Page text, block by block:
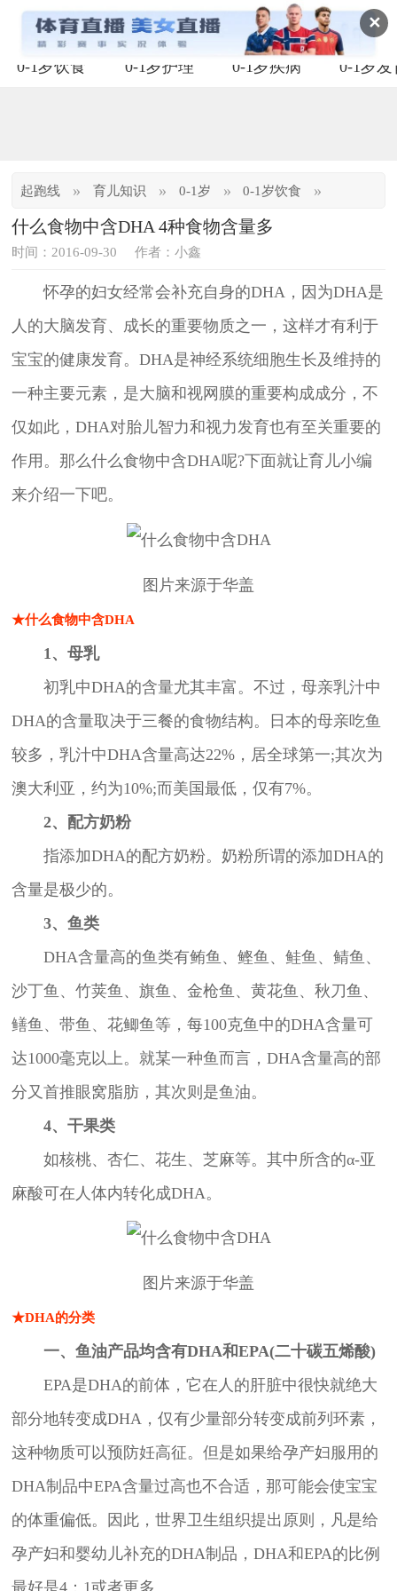
✕
0-1岁饮食 0-1岁护理 0-1岁疾病 0-1岁发
起跑线 » 育儿知识 » 0-1岁 » 0-1岁饮食 »
什么食物中含DHA 4种食物含量多
时间：2016-09-30 作者：小鑫
怀孕的妇女经常会补充自身的DHA，因为DHA是
人的大脑发育、成长的重要物质之一，这样才有利于
宝宝的健康发育。DHA是神经系统细胞生长及维持的
一种主要元素，是大脑和视网膜的重要构成成分，不
仅如此，DHA对胎儿智力和视力发育也有至关重要的
作用。那么什么食物中含DHA呢?下面就让育儿小编
来介绍一下吧。
图片来源于华盖
★什么食物中含DHA
1、母乳
初乳中DHA的含量尤其丰富。不过，母亲乳汁中
DHA的含量取决于三餐的食物结构。日本的母亲吃鱼
较多，乳汁中DHA含量高达22%，居全球第一;其次为
澳大利亚，约为10%;而美国最低，仅有7%。
2、配方奶粉
指添加DHA的配方奶粉。奶粉所谓的添加DHA的
含量是极少的。
3、鱼类
DHA含量高的鱼类有鲔鱼、鲣鱼、鲑鱼、鲭鱼、
沙丁鱼、竹荚鱼、旗鱼、金枪鱼、黄花鱼、秋刀鱼、
鳝鱼、带鱼、花鲫鱼等，每100克鱼中的DHA含量可
达1000毫克以上。就某一种鱼而言，DHA含量高的部
分又首推眼窝脂肪，其次则是鱼油。
4、干果类
如核桃、杏仁、花生、芝麻等。其中所含的α-亚
麻酸可在人体内转化成DHA。
图片来源于华盖
★DHA的分类
一、鱼油产品均含有DHA和EPA(二十碳五烯酸)
EPA是DHA的前体，它在人的肝脏中很快就绝大
部分地转变成DHA，仅有少量部分转变成前列环素，
这种物质可以预防妊高征。但是如果给孕产妇服用的
DHA制品中EPA含量过高也不合适，那可能会使宝宝
的体重偏低。因此，世界卫生组织提出原则，凡是给
孕产妇和婴幼儿补充的DHA制品，DHA和EPA的比例